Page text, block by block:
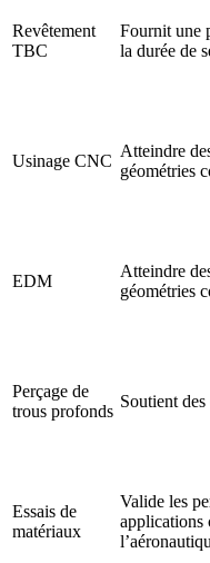
Revêtement
TBC
Fournit une
la durée de
Usinage CNC
Atteindre
géométries
EDM
Atteindre
géométries
Perçage de
trous profonds
Soutient
Essais de
matériaux
Valide les
applications